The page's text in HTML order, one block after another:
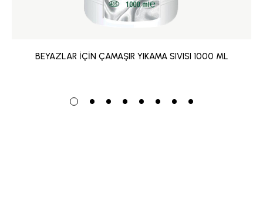
BEYAZLAR İÇİN ÇAMAŞIR YIKAMA SIVISI 1000 ML